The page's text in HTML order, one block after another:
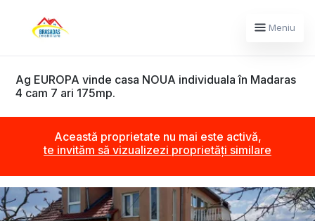
Meniu
Ag EUROPA vinde casa NOUA individuala în Madaras
4 cam 7 ari 175mp.
Această proprietate nu mai este activă,
te invităm să vizualizezi proprietăți similare